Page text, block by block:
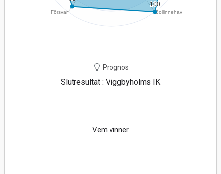
Prognos
Slutresultat : Viggbyholms IK
Vem vinner